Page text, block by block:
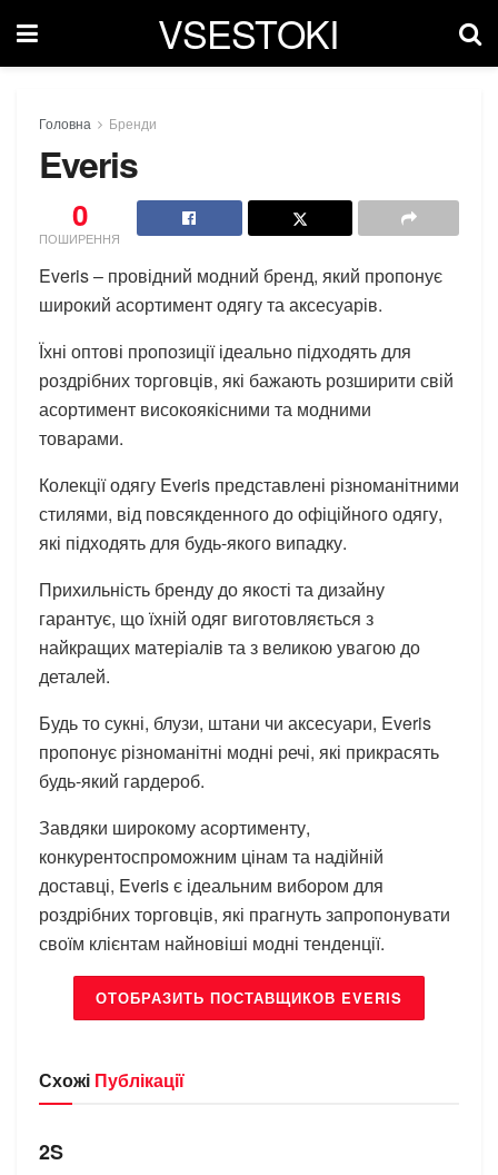
VSESTOKI
Головна Бренди
Everis
0
ПОШИРЕННЯ
Everis – провідний модний бренд, який пропонує
широкий асортимент одягу та аксесуарів.
Їхні оптові пропозиції ідеально підходять для
роздрібних торговців, які бажають розширити свій
асортимент високоякісними та модними
товарами.
Колекції одягу Everis представлені різноманітними
стилями, від повсякденного до офіційного одягу,
які підходять для будь-якого випадку.
Прихильність бренду до якості та дизайну
гарантує, що їхній одяг виготовляється з
найкращих матеріалів та з великою увагою до
деталей.
Будь то сукні, блузи, штани чи аксесуари, Everis
пропонує різноманітні модні речі, які прикрасять
будь-який гардероб.
Завдяки широкому асортименту,
конкурентоспроможним цінам та надійній
доставці, Everis є ідеальним вибором для
роздрібних торговців, які прагнуть запропонувати
своїм клієнтам найновіші модні тенденції.
ОТОБРАЗИТЬ ПОСТАВЩИКОВ EVERIS
Схожі Публікації
БРЕНДИ
2S